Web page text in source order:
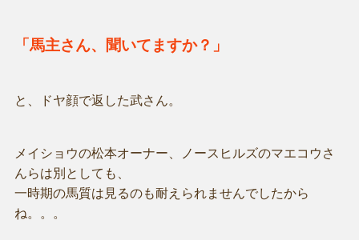
「馬主さん、聞いてますか？」
と、ドヤ顔で返した武さん。
メイショウの松本オーナー、ノースヒルズのマエコウさ
んらは別としても、
一時期の馬質は見るのも耐えられませんでしたから
ね。。。